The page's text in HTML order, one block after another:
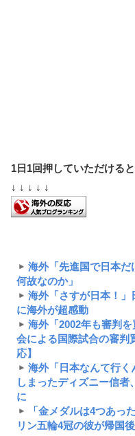
1日1回押していただける
↓ ↓ ↓ ↓ ↓
海外「先進国で日本だ
何故なのか」
海外「さすが日本！」
に海外が超感動
海外「2002年も審判
会による国際試合の審判
応】
海外「日本なんて行
しまったディズニー信
に
「金メダルは4つあっ
リン五輪4冠の彼が帰国